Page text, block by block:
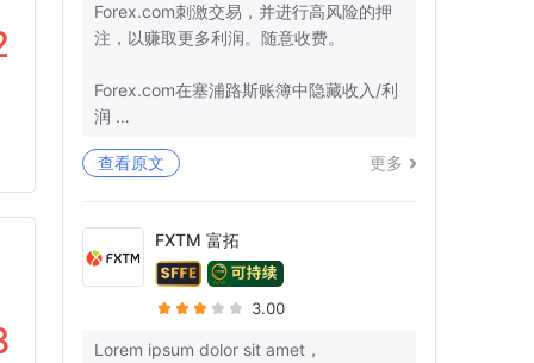
Forex.com刺激交易，并进行高风险的押
注，以赚取更多利润。随意收费。
Forex.com在塞浦路斯账簿中隐藏收入/利
润
+监管机构确保那里的管辖权。
-欧盟：第25条
我有10多个参考号码，而不是我的钱。你
查看原文 更多
FXTM 富拓
3.00
Lorem ipsum dolor sit amet，